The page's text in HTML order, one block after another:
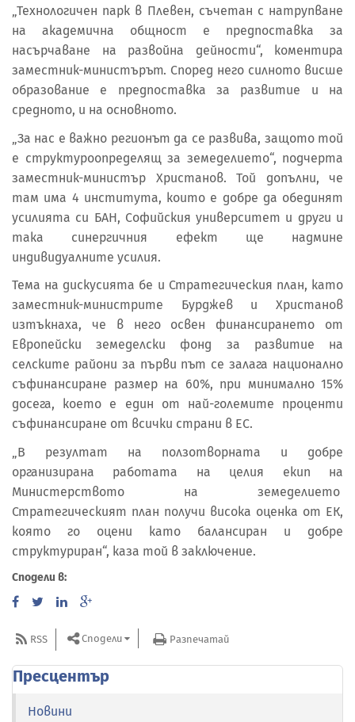
„Технологичен парк в Плевен, съчетан с натрупване
на академична общност е предпоставка за
насърчаване на развойна дейности“, коментира
заместник-министърът. Според него силното висше
образование е предпоставка за развитие и на
средното, и на основното.
„За нас е важно регионът да се развива, защото той
е структуроопределящ за земеделието“, подчерта
заместник-министър Христанов. Той допълни, че
там има 4 института, които е добре да обединят
усилията си БАН, Софийския университет и други и
така синергичния ефект ще надмине
индивидуалните усилия.
Тема на дискусията бе и Стратегическия план, като
заместник-министрите Бурджев и Христанов
изтъкнаха, че в него освен финансирането от
Европейски земеделски фонд за развитие на
селските райони за първи път се залага национално
съфинансиране размер на 60%, при минимално 15%
досега, което е един от най-големите проценти
съфинансиране от всички страни в ЕС.
„В резултат на ползотворната и добре
организирана работата на целия екип на
Министерството на земеделието
Стратегическият план получи висока оценка от ЕК,
която го оцени като балансиран и добре
структуриран“, каза той в заключение.
Сподели в:
RSS Сподели Разпечатай
Пресцентър
Новини